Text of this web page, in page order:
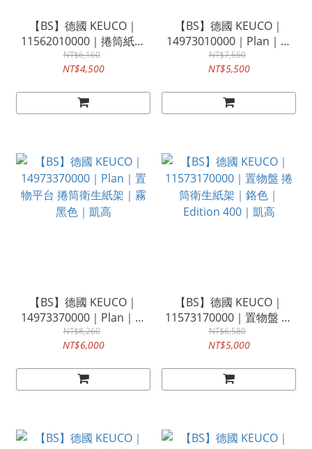
【BS】德國 KEUCO｜
11562010000｜捲筒紙掛
架｜Edition 400｜鉻色｜
凱高
NT$6,160
NT$4,500
【BS】德國 KEUCO｜
14973010000｜Plan｜置
物平台 捲筒衛生紙架｜鉻
色｜凱高
NT$7,560
NT$5,500
【BS】德國 KEUCO｜
14973370000｜Plan｜置
物平台 捲筒衛生紙架｜霧
黑色｜凱高
NT$8,260
NT$6,000
【BS】德國 KEUCO｜
11573170000｜置物盤 捲
筒衛生紙架｜鉻色｜
Edition 400｜凱高
NT$6,580
NT$5,000